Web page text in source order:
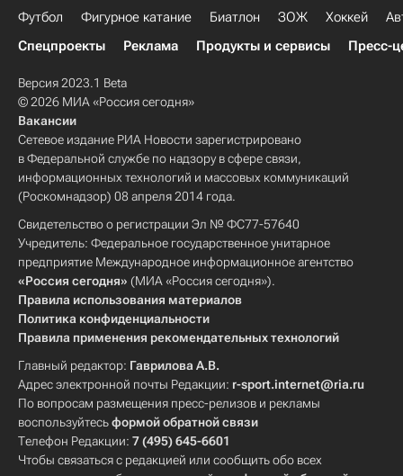
Футбол Фигурное катание Биатлон ЗОЖ Хоккей
Спецпроекты
Реклама Продукты и сервисы Пресс-
Версия 2023.1 Beta
© 2026 МИА «Россия сегодня»
Вакансии
Сетевое издание РИА Новости зарегистрировано
в Федеральной службе по надзору в сфере связи,
информационных технологий и массовых коммуникаций
(Роскомнадзор) 08 апреля 2014 года.
Свидетельство о регистрации Эл № ФС77-57640
Учредитель: Федеральное государственное унитарное
предприятие Международное информационное агентство
«Россия сегодня» (МИА «Россия сегодня»).
Правила использования материалов
Политика конфиденциальности
Правила применения рекомендательных технологий
Главный редактор: Гаврилова А.В.
Адрес электронной почты Редакции: r-sport.internet@ria.ru
По вопросам размещения пресс-релизов и рекламы
воспользуйтесьформой обратной связи
Телефон Редакции: 7 (495) 645-6601
Чтобы связаться с редакцией или сообщить обо всех